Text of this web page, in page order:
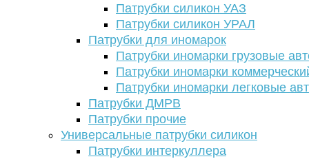
Патрубки силикон УАЗ
Патрубки силикон УРАЛ
Патрубки для иномарок
Патрубки иномарки грузовые
Патрубки иномарки
Патрубки иномарки легковые
Патрубки ДМРВ
Патрубки прочие
Универсальные патрубки силикон
Патрубки интеркуллера